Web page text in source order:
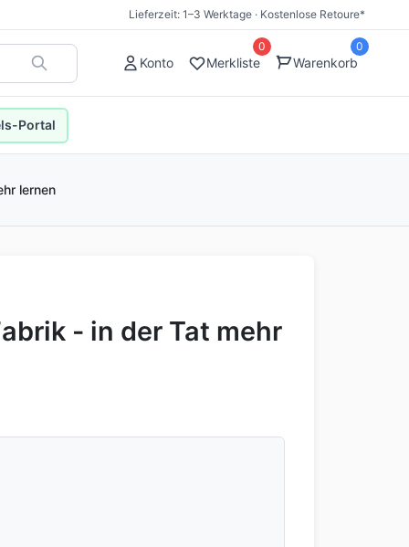
Lieferzeit: 1–3 Werktage · Kostenlose Retoure*
Konto Merkliste
0
Warenkorb
0
Portal
lernen
- in der Tat mehr